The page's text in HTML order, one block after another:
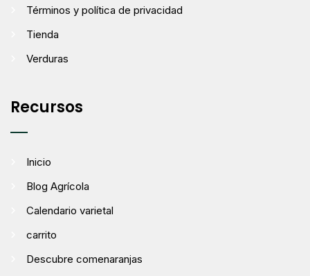
Términos y política de privacidad
Tienda
Verduras
Recursos
Inicio
Blog Agrícola
Calendario varietal
carrito
Descubre comenaranjas